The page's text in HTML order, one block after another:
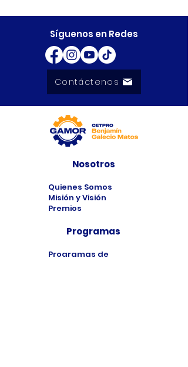
Síguenos en Redes
Contáctenos
Nosotros
Quienes Somos
Misión y Visión
Premios
Programas
Programas de